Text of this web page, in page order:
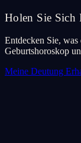
Holen Sie Sich
Entdecken Sie,
Geburtshoroskop
Meine Deutung